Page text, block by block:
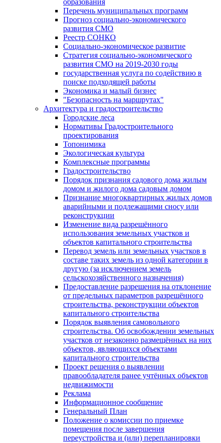
образования
Перечень муниципальных программ
Прогноз социально-экономического
развития СМО
Реестр СОНКО
Социально-экономическое развитие
Стратегия социально-экономического
развития СМО на 2019-2030 годы
государственная услуга по содействию в
поиске подходящей работы
Экономика и малый бизнес
"Безопасность на маршрутах"
Архитектура и градостроительство
Городские леса
Нормативы Градостроительного
проектирования
Топонимика
Экологическая культура
Комплексные программы
Градостроительство
Порядок признания садового дома жилым
домом и жилого дома садовым домом
Признание многоквартирных жилых домов
аварийными и подлежащими сносу или
реконструкции
Изменение вида разрешённого
использования земельных участков и
объектов капитального строительства
Перевод земель или земельных участков в
составе таких земель из одной категории в
другую (за исключением земель
сельскохозяйственного назначения)
Предоставление разрешения на отклонение
от предельных параметров разрешённого
строительства, реконструкции объектов
капитального строительства
Порядок выявления самовольного
строительства. Об освобождении земельных
участков от незаконно размещённых на них
объектов, являющихся объектами
капитального строительства
Проект решения о выявлении
правообладателя ранее учтённых объектов
недвижимости
Реклама
Информационное сообщение
Генеральный План
Положение о комиссии по приемке
помещения после завершения
переустройства и (или) перепланировки